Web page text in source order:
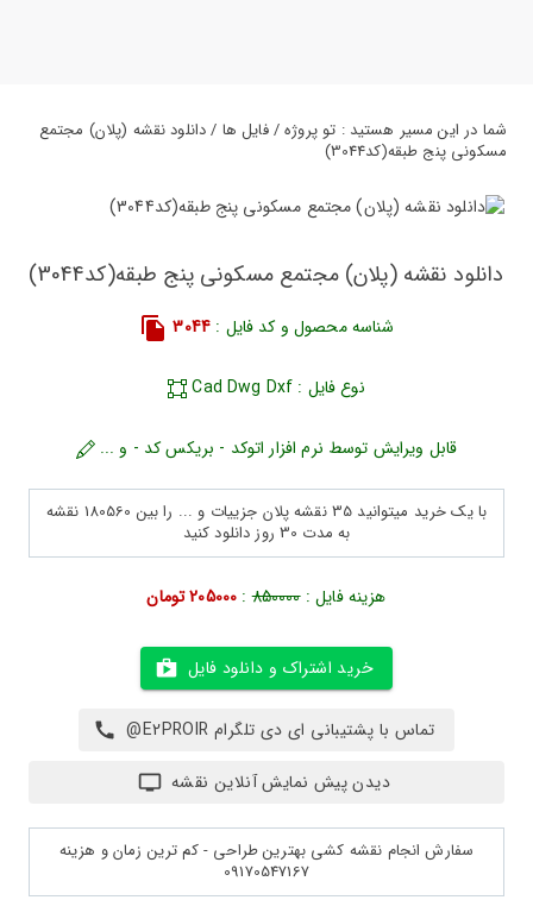
شما در این مسیر هستید : تو پروژه / فایل ها / دانلود نقشه (پلان) مجتمع
مسکونی پنج طبقه(کد3044)
دانلود نقشه (پلان) مجتمع مسکونی پنج طبقه(کد3044)
شناسه محصول و کد فایل : 3044
نوع فایل : Cad Dwg Dxf
قابل ویرایش توسط نرم افزار اتوکد - بریکس کد - و ...
با یک خرید میتوانید 35 نقشه پلان جزییات و ... را بین 180560 نقشه
به مدت 30 روز دانلود کنید
هزینه فایل :850000
: 205000 تومان
خرید اشتراک و دانلود فایل
تماس با پشتیبانی ای دی تلگرام E2PROIR@
دیدن پیش نمایش آنلاین نقشه
سفارش انجام نقشه کشی بهترین طراحی - کم ترین زمان و هزینه
09170547167